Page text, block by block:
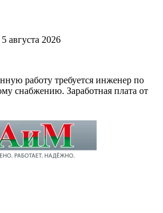
августа 2026
работу требуется инженер по
снабжению. Заработная плата от